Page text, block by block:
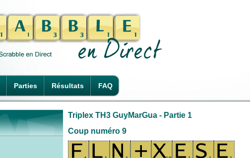
Parties Résultats FAQ
Triplex TH3 GuyMarGua - Partie 1
Coup numéro 9